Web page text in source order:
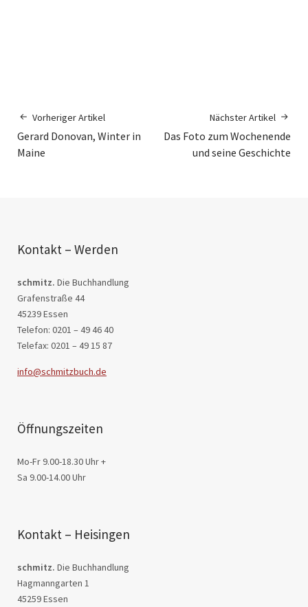
Vorheriger Artikel
Gerard Donovan, Winter in
Maine
Nächster Artikel
Das Foto zum Wochenende
und seine Geschichte
Kontakt – Werden
schmitz. Die Buchhandlung
Grafenstraße 44
45239 Essen
Telefon: 0201 – 49 46 40
Telefax: 0201 – 49 15 87
info@schmitzbuch.de
Öffnungszeiten
Mo-Fr 9.00-18.30 Uhr +
Sa 9.00-14.00 Uhr
Kontakt – Heisingen
schmitz. Die Buchhandlung
Hagmanngarten 1
45259 Essen